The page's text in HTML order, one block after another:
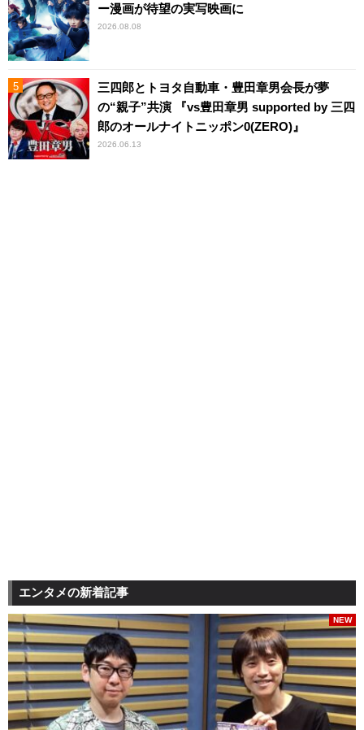
ー漫画が待望の実写映画に
2026.08.08
三四郎とトヨタ自動車・豊田章男会長が夢
の“親子”共演 『vs豊田章男 supported by 三四
郎のオールナイトニッポン0(ZERO)』
2026.06.13
エンタメの新着記事
NEW